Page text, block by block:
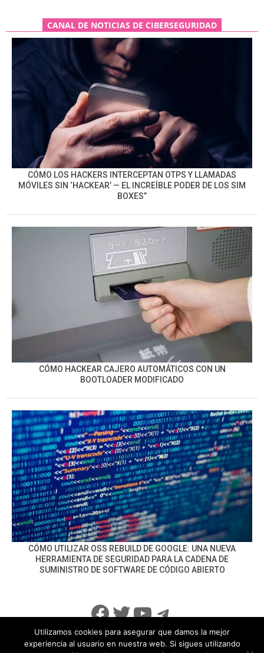
CANAL DE NOTICIAS DE CIBERSEGURIDAD
CÓMO LOS HACKERS INTERCEPTAN OTPS Y LLAMADAS
MÓVILES SIN ‘HACKEAR’ — EL INCREÍBLE PODER DE LOS SIM
BOXES”
CÓMO HACKEAR CAJERO AUTOMÁTICOS CON UN
BOOTLOADER MODIFICADO
CÓMO UTILIZAR OSS REBUILD DE GOOGLE: UNA NUEVA
HERRAMIENTA DE SEGURIDAD PARA LA CADENA DE
SUMINISTRO DE SOFTWARE DE CÓDIGO ABIERTO
Facebook
Twitter
YouTube
Telegram
Utilizamos cookies para asegurar que damos la mejor
experiencia al usuario en nuestra web. Si sigues utilizando